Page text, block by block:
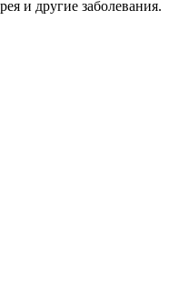
и другие заболевания.